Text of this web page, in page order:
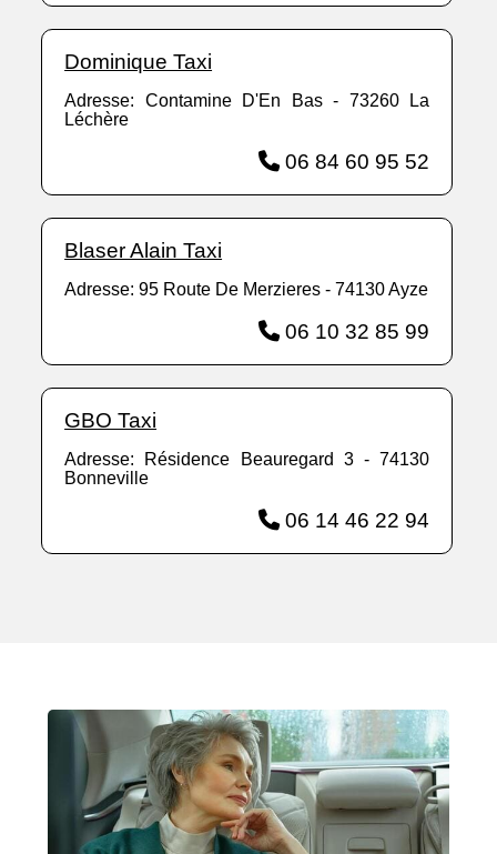
Dominique Taxi
Adresse: Contamine D'En Bas - 73260 La
Léchère
06 84 60 95 52
Blaser Alain Taxi
Adresse: 95 Route De Merzieres - 74130 Ayze
06 10 32 85 99
GBO Taxi
Adresse: Résidence Beauregard 3 - 74130
Bonneville
06 14 46 22 94